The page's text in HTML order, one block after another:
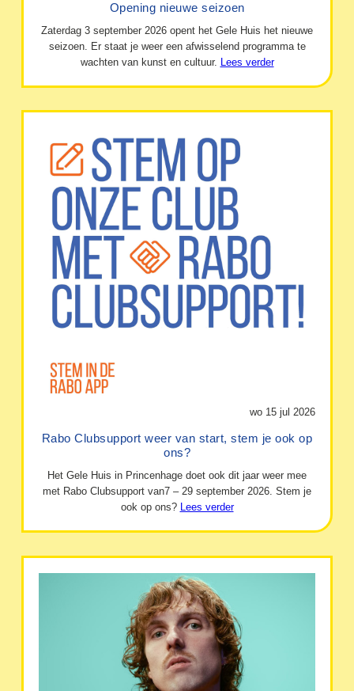
Opening nieuwe seizoen
Zaterdag 3 september 2026 opent het Gele Huis het nieuwe
seizoen. Er staat je weer een afwisselend programma te
wachten van kunst en cultuur. Lees verder
wo 15 jul 2026
Rabo Clubsupport weer van start, stem je ook op
ons?
Het Gele Huis in Princenhage doet ook dit jaar weer mee
met Rabo Clubsupport van7 – 29 september 2026. Stem je
ook op ons? Lees verder